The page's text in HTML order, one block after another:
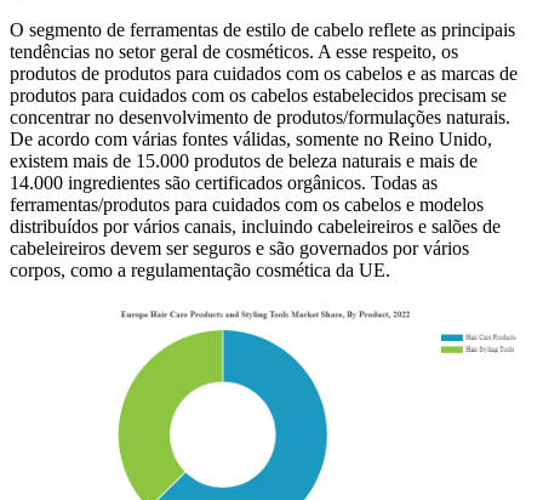
O segmento de ferramentas de estilo de cabelo reflete as principais
tendências no setor geral de cosméticos. A esse respeito, os
produtos de produtos para cuidados com os cabelos e as marcas de
produtos para cuidados com os cabelos estabelecidos precisam se
concentrar no desenvolvimento de produtos/formulações naturais.
De acordo com várias fontes válidas, somente no Reino Unido,
existem mais de 15.000 produtos de beleza naturais e mais de
14.000 ingredientes são certificados orgânicos. Todas as
ferramentas/produtos para cuidados com os cabelos e modelos
distribuídos por vários canais, incluindo cabeleireiros e salões de
cabeleireiros devem ser seguros e são governados por vários
corpos, como a regulamentação cosmética da UE.